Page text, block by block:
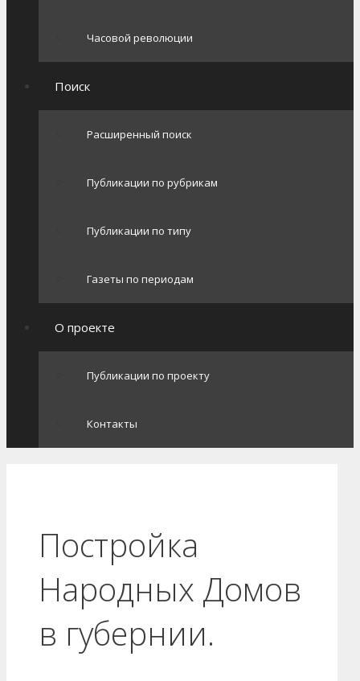
Часовой революции
Поиск
Расширенный поиск
Публикации по рубрикам
Публикации по типу
Газеты по периодам
О проекте
Публикации по проекту
Контакты
Постройка
Народных Домов
в губернии.